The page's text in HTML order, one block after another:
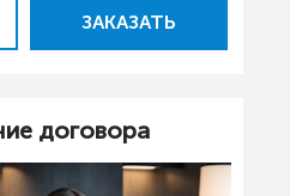
ЗАКАЗАТЬ
договора